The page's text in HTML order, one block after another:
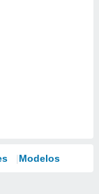
Modelos